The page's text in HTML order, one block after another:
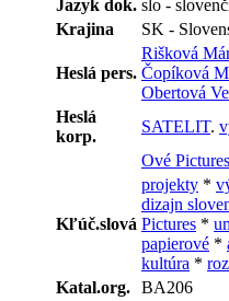
Jazyk dok. slo -
Krajina
SK -
Heslá pers.
Rišková
Čopíková
Obertová
Heslá
korp.
SATELIT.
Ové Pictures
Kľúč.slová
projekty *
dizajn
Pictures *
papierové *
kultúra *
Katal.org. BA206